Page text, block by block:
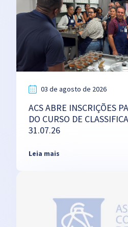
03 de agosto de 2026
ACS ABRE INSCRIÇÕES
DO CURSO DE
31.07.26
Leia mais